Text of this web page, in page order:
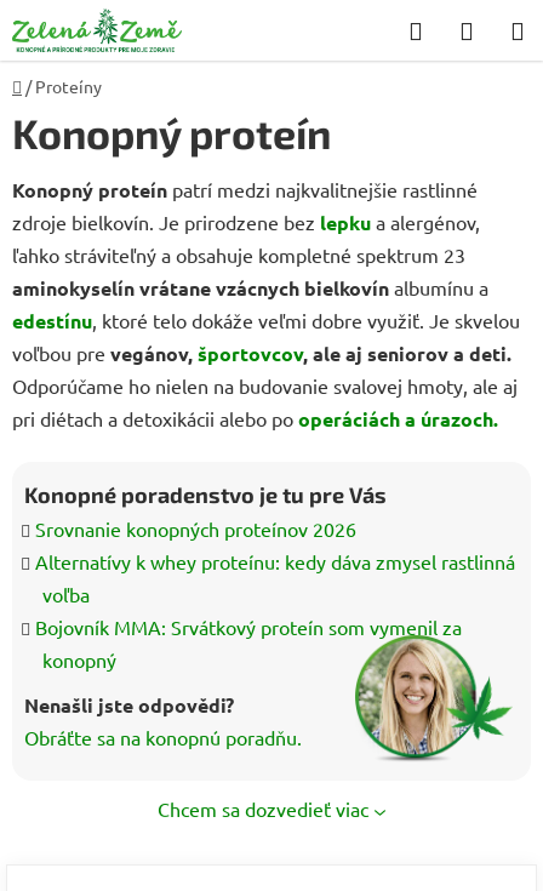
na
obsah
Hľadať
KOŠÍK
Domov
/ Proteíny
Konopný proteín
Konopný proteín patrí medzi najkvalitnejšie rastlinné
zdroje bielkovín. Je prirodzene bez lepku a alergénov,
ľahko stráviteľný a obsahuje kompletné spektrum 23
aminokyselín vrátane vzácnych bielkovín albumínu a
edestínu , ktoré telo dokáže veľmi dobre využiť. Je skvelou
voľbou pre vegánov,športovcov, ale aj seniorov a deti.
Odporúčame ho nielen na budovanie svalovej hmoty, ale aj
pri diétach a detoxikácii alebo po operáciách a úrazoch.
Konopné poradenstvo je tu pre Vás
Srovnanie konopných proteínov 2026
Alternatívy k whey proteínu: kedy dáva zmysel rastlinná
voľba
Bojovník MMA: Srvátkový proteín som vymenil za
konopný
Nenašli jste odpovědi?
Obráťte sa na konopnú poradňu.
Chcem sa dozvedieť viac